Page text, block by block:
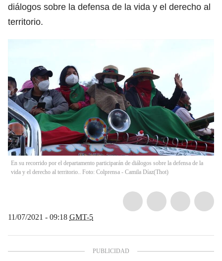
diálogos sobre la defensa de la vida y el derecho al
territorio.
En su recorrido por el departamento participarán de diálogos sobre la defensa de la
vida y el derecho al territorio.. Foto: Colprensa - Camila Díaz(Thot)
11/07/2021 - 09:18 GMT-5